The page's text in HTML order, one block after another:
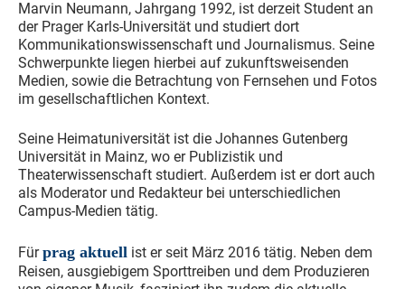
Marvin Neumann, Jahrgang 1992, ist derzeit Student an
der Prager Karls-Universität und studiert dort
Kommunikationswissenschaft und Journalismus. Seine
Schwerpunkte liegen hierbei auf zukunftsweisenden
Medien, sowie die Betrachtung von Fernsehen und Fotos
im gesellschaftlichen Kontext.
Seine Heimatuniversität ist die Johannes Gutenberg
Universität in Mainz, wo er Publizistik und
Theaterwissenschaft studiert. Außerdem ist er dort auch
als Moderator und Redakteur bei unterschiedlichen
Campus-Medien tätig.
Fürprag aktuell ist er seit März 2016 tätig. Neben dem
Reisen, ausgiebigem Sporttreiben und dem Produzieren